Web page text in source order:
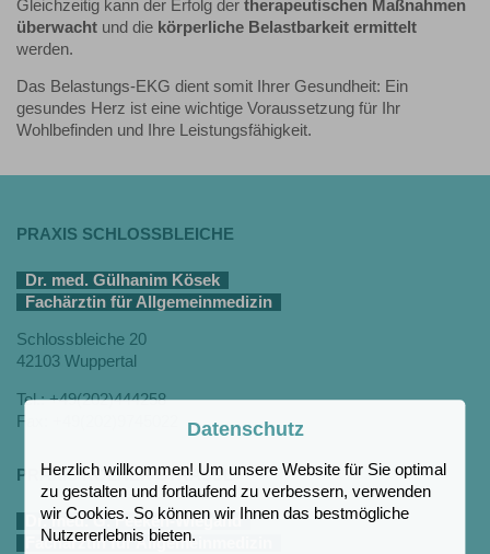
Gleichzeitig kann der Erfolg der therapeutischen Maßnahmen
überwacht und die körperliche Belastbarkeit ermittelt
werden.
Das Belastungs-EKG dient somit Ihrer Gesundheit: Ein
gesundes Herz ist eine wichtige Voraussetzung für Ihr
Wohlbefinden und Ihre Leistungsfähigkeit.
PRAXIS SCHLOSSBLEICHE
Dr. med. Gülhanim Kösek
Fachärztin für Allgemeinmedizin
Schlossbleiche 20
42103 Wuppertal
Tel.: +49(202)444258
Fax: +49(202)9745022
PRAXIS KÖLNER STRASSE
Dr. med. G. Feeken-Wiegand
Fachärztin für Allgemeinmedizin
Datenschutz
Herzlich willkommen! Um unsere Website für Sie optimal
zu gestalten und fortlaufend zu verbessern, verwenden
wir Cookies. So können wir Ihnen das bestmögliche
Nutzererlebnis bieten.